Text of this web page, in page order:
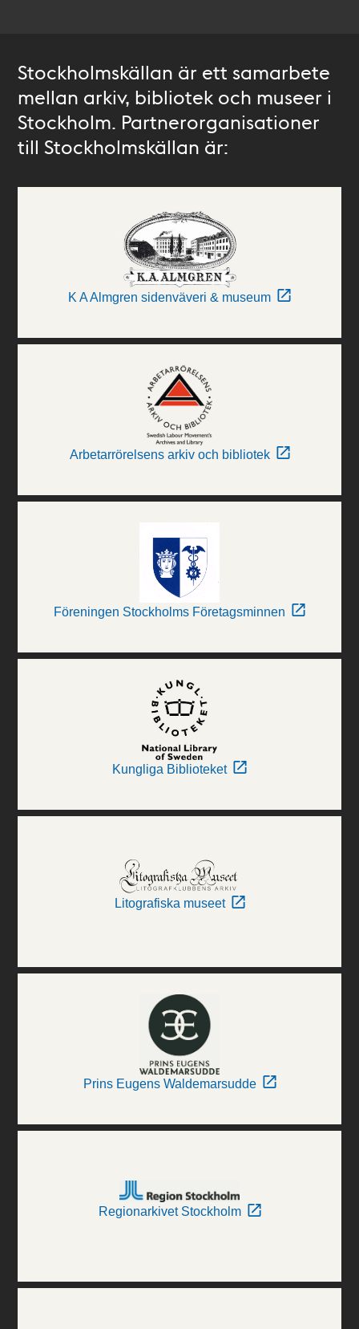
Stockholmskällan är ett samarbete
mellan arkiv, bibliotek och museer i
Stockholm. Partnerorganisationer
till Stockholmskällan är:
K A Almgren sidenväveri & museum
Arbetarrörelsens arkiv och bibliotek
Föreningen Stockholms Företagsminnen
Kungliga Biblioteket
Litografiska museet
Prins Eugens Waldemarsudde
Regionarkivet Stockholm